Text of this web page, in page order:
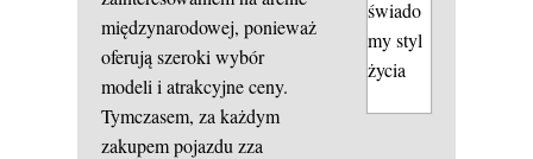
międzynarodowej, ponieważ
oferują szeroki wybór
modeli i atrakcyjne ceny.
Tymczasem, za każdym
zakupem pojazdu zza
świado
my styl
życia